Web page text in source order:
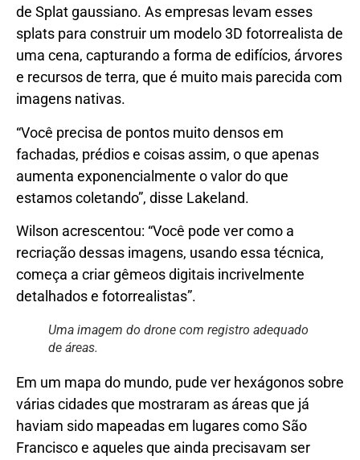
de Splat gaussiano. As empresas levam esses
splats para construir um modelo 3D fotorrealista de
uma cena, capturando a forma de edifícios, árvores
e recursos de terra, que é muito mais parecida com
imagens nativas.
“Você precisa de pontos muito densos em
fachadas, prédios e coisas assim, o que apenas
aumenta exponencialmente o valor do que
estamos coletando”, disse Lakeland.
Wilson acrescentou: “Você pode ver como a
recriação dessas imagens, usando essa técnica,
começa a criar gêmeos digitais incrivelmente
detalhados e fotorrealistas”.
Uma imagem do drone com registro adequado
de áreas.
Em um mapa do mundo, pude ver hexágonos sobre
várias cidades que mostraram as áreas que já
haviam sido mapeadas em lugares como São
Francisco e aqueles que ainda precisavam ser